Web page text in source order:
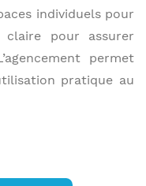
individuels pour
claire pour assurer
permet
pratique au